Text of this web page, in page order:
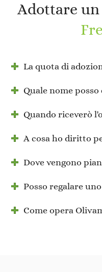
Adottare
La quota di
Quale nome
Quando riceverò
A cosa ho diritto
Dove vengono
Posso regalare
Come opera